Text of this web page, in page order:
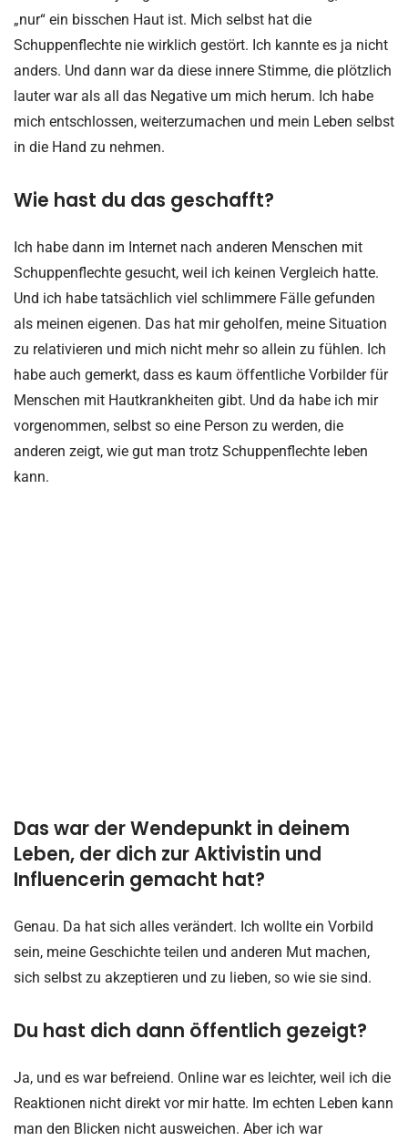
„nur“ ein bisschen Haut ist. Mich selbst hat die
Schuppenflechte nie wirklich gestört. Ich kannte es ja nicht
anders. Und dann war da diese innere Stimme, die plötzlich
lauter war als all das Negative um mich herum. Ich habe
mich entschlossen, weiterzumachen und mein Leben selbst
in die Hand zu nehmen.
Wie hast du das geschafft?
Ich habe dann im Internet nach anderen Menschen mit
Schuppenflechte gesucht, weil ich keinen Vergleich hatte.
Und ich habe tatsächlich viel schlimmere Fälle gefunden
als meinen eigenen. Das hat mir geholfen, meine Situation
zu relativieren und mich nicht mehr so allein zu fühlen. Ich
habe auch gemerkt, dass es kaum öffentliche Vorbilder für
Menschen mit Hautkrankheiten gibt. Und da habe ich mir
vorgenommen, selbst so eine Person zu werden, die
anderen zeigt, wie gut man trotz Schuppenflechte leben
kann.
Das war der Wendepunkt in deinem
Leben, der dich zur Aktivistin und
Influencerin gemacht hat?
Genau. Da hat sich alles verändert. Ich wollte ein Vorbild
sein, meine Geschichte teilen und anderen Mut machen,
sich selbst zu akzeptieren und zu lieben, so wie sie sind.
Du hast dich dann öffentlich gezeigt?
Ja, und es war befreiend. Online war es leichter, weil ich die
Reaktionen nicht direkt vor mir hatte. Im echten Leben kann
man den Blicken nicht ausweichen. Aber ich war